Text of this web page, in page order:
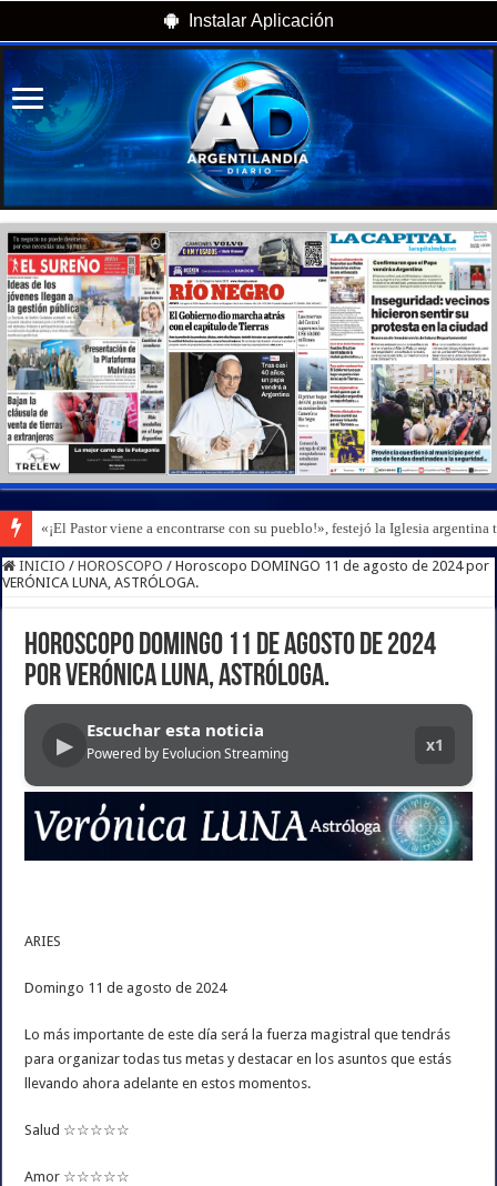
Instalar Aplicación
«¡El Pastor viene a encontrarse con su pueblo!», festejó la Iglesia
INICIO / HOROSCOPO / Horoscopo DOMINGO 11 de agosto de 2024 por
VERÓNICA LUNA, ASTRÓLOGA.
Horoscopo DOMINGO 11 de agosto de 2024
por VERÓNICA LUNA, ASTRÓLOGA.
▶
Escuchar esta noticia
Powered by Evolucion Streaming x1
ARIES
Domingo 11 de agosto de 2024
Lo más importante de este día será la fuerza magistral que tendrás
para organizar todas tus metas y destacar en los asuntos que estás
llevando ahora adelante en estos momentos.
Salud ☆☆☆☆☆
Amor ☆☆☆☆☆